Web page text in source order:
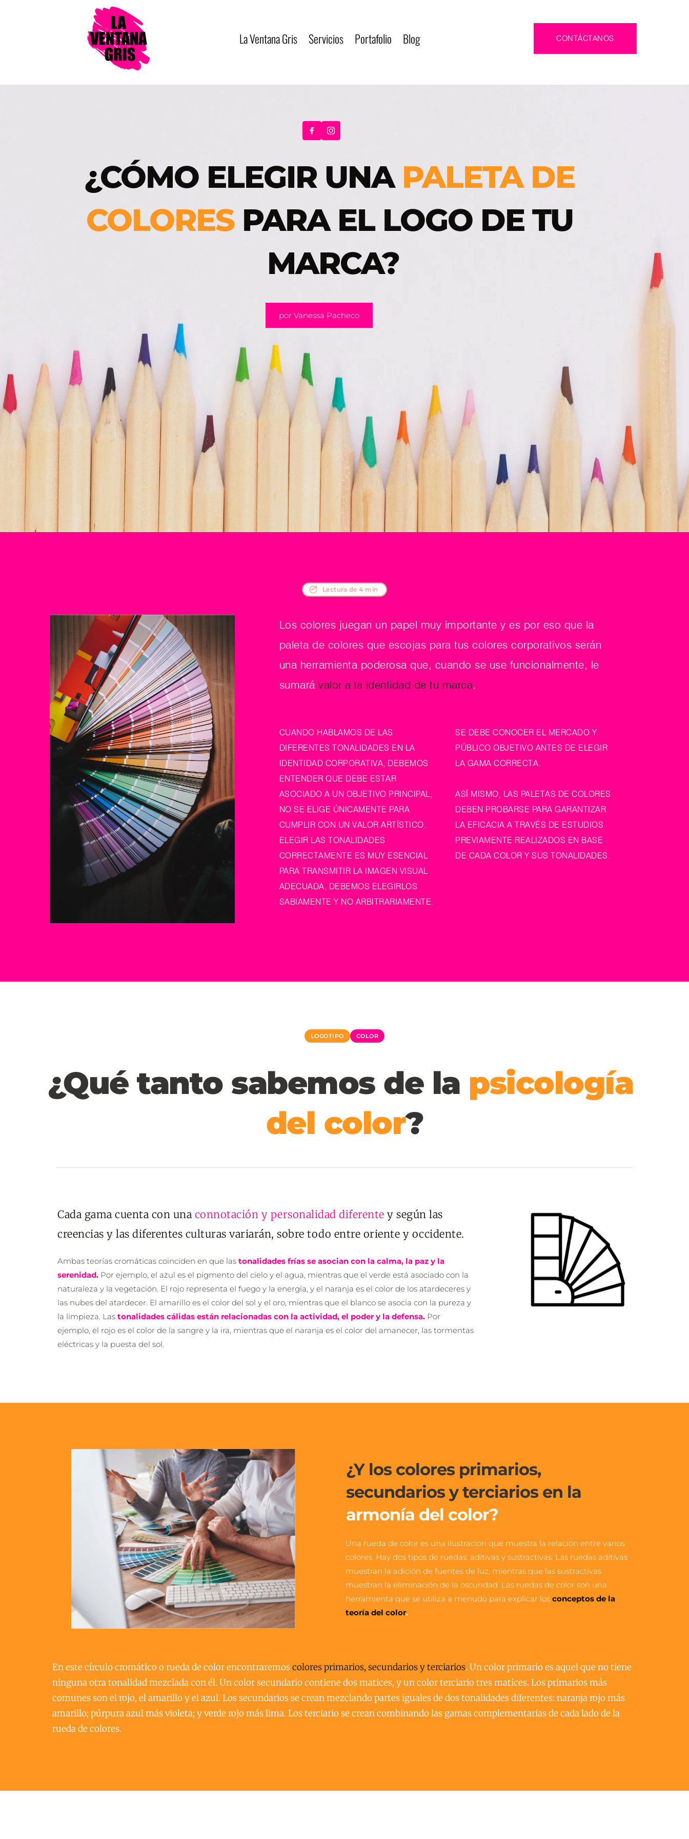
La Ventana Gris Servicios Portafolio Blog CONTÁCTANOS
¿CÓMO ELEGIR UNA PALETA DE
COLORES PARA EL LOGO DE TU
MARCA?
por Vanessa Pacheco
Lectura de 4 min
Los colores juegan un papel muy importante y es por eso que la
paleta de colores que escojas para tus colores corporativos serán
una herramienta poderosa que, cuando se use funcionalmente, le
sumará valor a la identidad de tu marca.
CUANDO HABLAMOS DE LAS
IDENTIDAD CORPORATIVA, DEBEMOS
ENTENDER QUE DEBE ESTAR
ASOCIADO A UN OBJETIVO PRINCIPAL,
NO SE ELIGE ÚNICAMENTE PARA
CUMPLIR CON UN VALOR ARTÍSTICO.
ELEGIR LAS TONALIDADES
CORRECTAMENTE ES MUY ESENCIAL
PARA TRANSMITIR LA IMAGEN VISUAL
ADECUADA, DEBEMOS ELEGIRLOS
SABIAMENTE Y NO ARBITRARIAMENTE.
SE DEBE CONOCER EL MERCADO Y
PÚBLICO OBJETIVO ANTES DE ELEGIR
LA GAMA CORRECTA.
ASÍ MISMO, LAS PALETAS DE COLORES
DEBEN PROBARSE PARA GARANTIZAR
LA EFICACIA A TRAVÉS DE ESTUDIOS
PREVIAMENTE REALIZADOS EN BASE
DE CADA COLOR Y SUS TONALIDADES.
LOGOTIPO COLOR
¿Qué tanto sabemos de la psicología
del color?
Cada gama cuenta con una connotación y personalidad diferente y según las
creencias y las diferentes culturas variarán, sobre todo entre oriente y occidente.
Ambas teorías cromáticas coinciden en que las tonalidades frías se asocian con la calma, la paz y la
serenidad. Por ejemplo, el azul es el pigmento del cielo y el agua, mientras que el verde está asociado con la
naturaleza y la vegetación. El rojo representa el fuego y la energía, y el naranja es el color de los atardeceres y
las nubes del atardecer. El amarillo es el color del sol y el oro, mientras que el blanco se asocia con la pureza y
la limpieza. Las tonalidades cálidas están relacionadas con la actividad, el poder y la defensa. Por
ejemplo, el rojo es el color de la sangre y la ira, mientras que el naranja es el color del amanecer, las tormentas
eléctricas y la puesta del sol.
¿Y los colores primarios,
armonía del color?
Una rueda de color es una ilustración que muestra la relación entre varios
colores. Hay dos tipos de ruedas: aditivas y sustractivas. Las ruedas aditivas
muestran la adición de fuentes de luz, mientras que las sustractivas
muestran la eliminación de la oscuridad. Las ruedas de color son una
herramienta que se utiliza a menudo para explicar los conceptos de la
teoría del color.
En este círculo cromático o rueda de color encontraremos colores primarios, secundarios y terciarios. Un color primario es aquel que no tiene
ninguna otra tonalidad mezclada con él. Un color secundario contiene dos matices, y un color terciario tres matices. Los primarios más
comunes son el rojo, el amarillo y el azul. Los secundarios se crean mezclando partes iguales de dos tonalidades diferentes: naranja rojo más
amarillo; púrpura azul más violeta; y verde rojo más lima. Los terciario se crean combinando las gamas complementarias de cada lado de la
rueda de colores.